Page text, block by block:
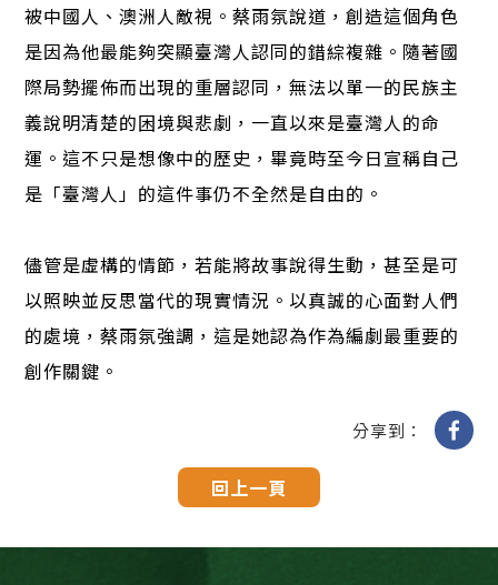
被中國人、澳洲人敵視。蔡雨氛說道，創造這個角色
是因為他最能夠突顯臺灣人認同的錯綜複雜。隨著國
際局勢擺佈而出現的重層認同，無法以單一的民族主
義說明清楚的困境與悲劇，一直以來是臺灣人的命
運。這不只是想像中的歷史，畢竟時至今日宣稱自己
是「臺灣人」的這件事仍不全然是自由的。
儘管是虛構的情節，若能將故事說得生動，甚至是可
以照映並反思當代的現實情況。以真誠的心面對人們
的處境，蔡雨氛強調，這是她認為作為編劇最重要的
創作關鍵。
分享到：
回上一頁